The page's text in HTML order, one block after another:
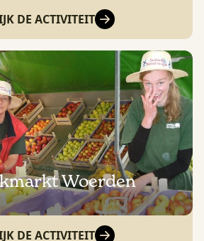
DE ACTIVITEIT
Woerden
DE ACTIVITEIT